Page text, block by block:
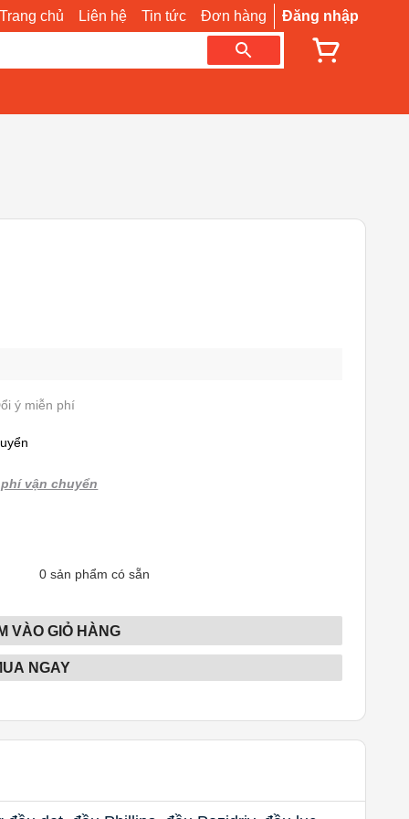
Trang chủ Liên hệ Tin tức Đơn hàng Đăng nhập
ý miễn phí
vận chuyển
0 sản phẩm có sẵn
VÀO GIỎ HÀNG
NGAY